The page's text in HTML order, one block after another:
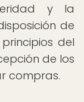
y la
de
del
de los
compras.